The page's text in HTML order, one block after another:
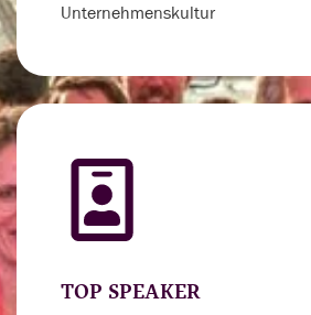
Unternehmenskultur
TOP SPEAKER